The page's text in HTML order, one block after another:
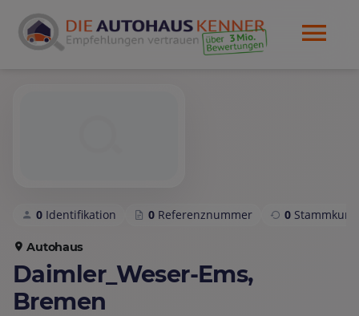
0 Identifikation 0 Referenznummer 0
Autohaus
Daimler_Weser-Ems,
Bremen